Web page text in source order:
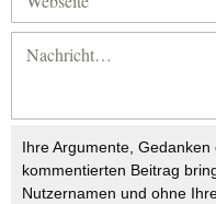
Ihre Argumente,
kommentierten Beitrag
Nutzernamen und ohne